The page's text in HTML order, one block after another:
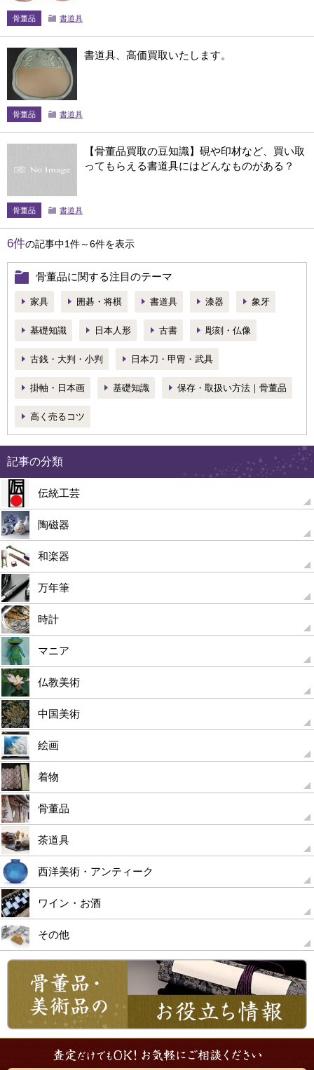
骨董品 書道具
書道具、高価買取いたします。
骨董品 書道具
【骨董品買取の豆知識】硯や印材など、買い取
ってもらえる書道具にはどんなものがある？
骨董品 書道具
6件の記事中1件～6件を表示
骨董品に関する注目のテーマ
家具 囲碁・将棋 書道具 漆器 象牙
基礎知識 日本人形 古書 彫刻・仏像
古銭・大判・小判 日本刀・甲冑・武具
掛軸・日本画 基礎知識 保存・取扱い方法｜骨董品
高く売るコツ
記事の分類
伝統工芸
陶磁器
和楽器
万年筆
時計
マニア
仏教美術
中国美術
絵画
着物
骨董品
茶道具
西洋美術・アンティーク
ワイン・お酒
その他